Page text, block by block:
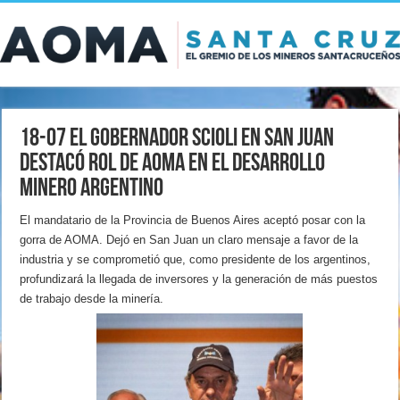
18-07 El gobernador Scioli en San Juan
destacó rol de AOMA en el desarrollo
minero argentino
El mandatario de la Provincia de Buenos Aires aceptó posar con la
gorra de AOMA. Dejó en San Juan un claro mensaje a favor de la
industria y se comprometió que, como presidente de los argentinos,
profundizará la llegada de inversores y la generación de más puestos
de trabajo desde la minería.